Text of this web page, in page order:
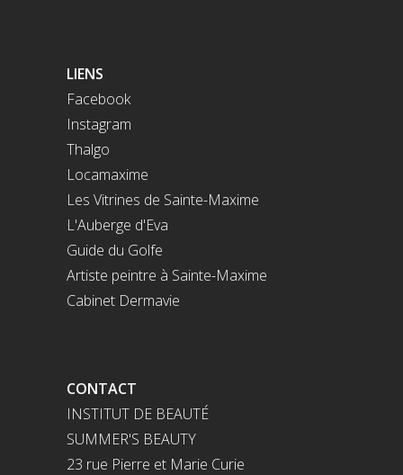
LIENS
Facebook
Instagram
Thalgo
Locamaxime
Les Vitrines de Sainte-Maxime
L'Auberge d'Eva
Guide du Golfe
Artiste peintre à Sainte-Maxime
Cabinet Dermavie
CONTACT
INSTITUT DE BEAUTÉ
SUMMER'S BEAUTY
23 rue Pierre et Marie Curie